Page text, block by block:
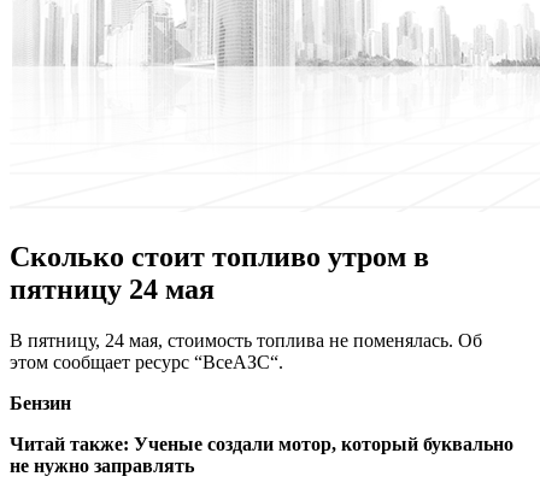
Сколько стоит топливо утром в
пятницу 24 мая
В пятницу, 24 мaя, стоимость топлива не поменялась. Об
этом сообщает ресурс “ВсеАЗС“.
Бензин
Читай также: Ученые создали мотор, который буквально
не нужно заправлять